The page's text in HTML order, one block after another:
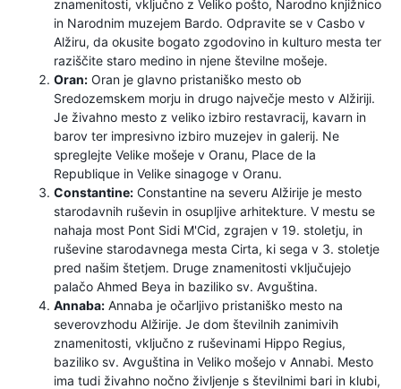
znamenitosti, vključno z Veliko pošto, Narodno knjižnico
in Narodnim muzejem Bardo. Odpravite se v Casbo v
Alžiru, da okusite bogato zgodovino in kulturo mesta ter
raziščite staro medino in njene številne mošeje.
Oran: Oran je glavno pristaniško mesto ob
Sredozemskem morju in drugo največje mesto v Alžiriji.
Je živahno mesto z veliko izbiro restavracij, kavarn in
barov ter impresivno izbiro muzejev in galerij. Ne
spreglejte Velike mošeje v Oranu, Place de la
Republique in Velike sinagoge v Oranu.
Constantine: Constantine na severu Alžirije je mesto
starodavnih ruševin in osupljive arhitekture. V mestu se
nahaja most Pont Sidi M'Cid, zgrajen v 19. stoletju, in
ruševine starodavnega mesta Cirta, ki sega v 3. stoletje
pred našim štetjem. Druge znamenitosti vključujejo
palačo Ahmed Beya in baziliko sv. Avguština.
Annaba: Annaba je očarljivo pristaniško mesto na
severovzhodu Alžirije. Je dom številnih zanimivih
znamenitosti, vključno z ruševinami Hippo Regius,
baziliko sv. Avguština in Veliko mošejo v Annabi. Mesto
ima tudi živahno nočno življenje s številnimi bari in klubi,